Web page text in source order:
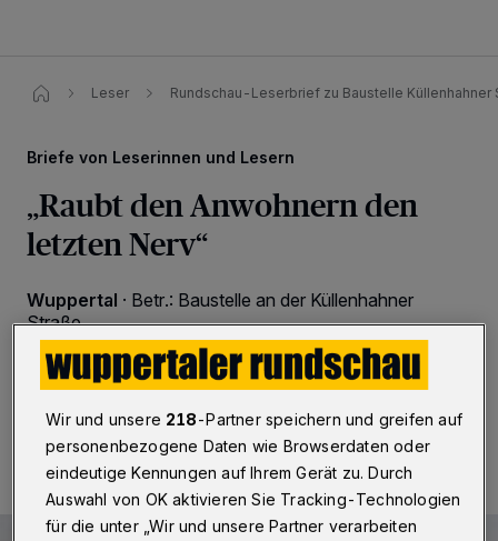
Leser Rundschau-Leserbrief zu Baustelle Küllenhahner
Briefe von Leserinnen und Lesern
„Raubt den Anwohnern den
letzten Nerv“
Wuppertal · Betr.: Baustelle an der Küllenhahner
Straße
30.06.2026 , 13:01 Uhr Eine Minute Lesezeit
Wir und unsere 218-Partner speichern und greifen auf
personenbezogene Daten wie Browserdaten oder
eindeutige Kennungen auf Ihrem Gerät zu. Durch
Auswahl von OK aktivieren Sie Tracking-Technologien
für die unter „Wir und unsere Partner verarbeiten